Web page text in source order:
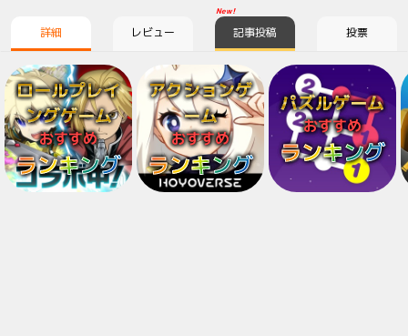
詳細 レビュー
New!
記事投稿 投票
ロールプレイ
ングゲーム
おすすめ
ランキング
アクションゲ
ーム
おすすめ
ランキング
パズルゲーム
おすすめ
ランキング